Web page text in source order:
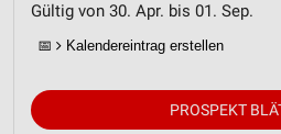
Gültig von 30. Apr. bis 01. Sep.
📅 Kalendereintrag erstellen
PROSPEKT